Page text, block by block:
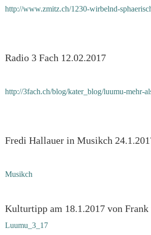
http://www.zmitz.ch/1230-wirbelnd-
Radio 3 Fach 12.02.2017
http://3fach.ch/blog/kater_blog/luumu-mehr-
Fredi Hallauer in Musikch
Musikch
Kulturtipp am 18.1.2017 von Frank
Luumu_3_17